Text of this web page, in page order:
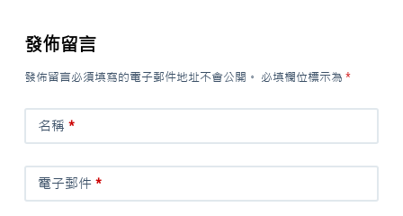
發佈留言
發佈留言必須填寫的電子郵件地址不會公開。 必填欄位標示為 *
名稱 *
電子郵件*